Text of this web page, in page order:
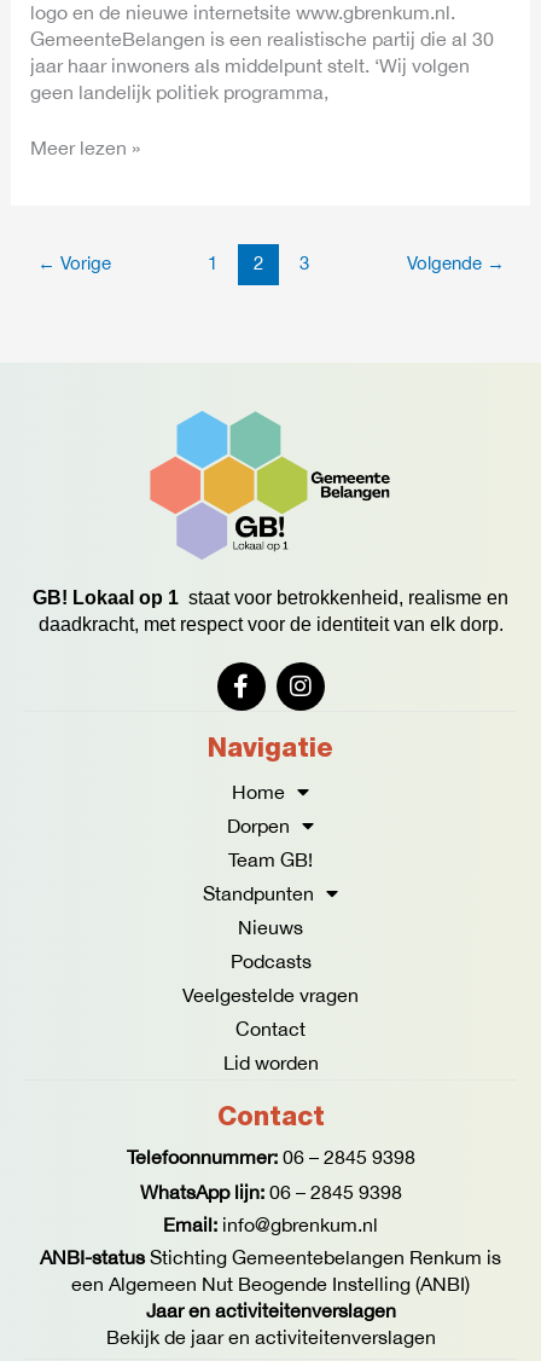
logo en de nieuwe internetsite www.gbrenkum.nl.
GemeenteBelangen is een realistische partij die al 30
jaar haar inwoners als middelpunt stelt. ‘Wij volgen
geen landelijk politiek programma,
Meer lezen »
← Vorige 1 2 3 Volgende →
GB! Lokaal op 1 staat voor betrokkenheid, realisme en
daadkracht, met respect voor de identiteit van elk dorp.
F
a
e
o
o
k
-
f
I
n
t
g
r
m
Navigatie
Home
Dorpen
Team GB!
Standpunten
Nieuws
Podcasts
Veelgestelde vragen
Contact
Lid worden
Contact
Telefoonnummer: 06 – 2845 9398
WhatsApp lijn: 06 – 2845 9398
Email: info@gbrenkum.nl
ANBI-statusStichting Gemeentebelangen Renkum is
een Algemeen Nut Beogende Instelling (ANBI)
Jaar en activiteitenverslagen
Bekijk de jaar en activiteitenverslagen